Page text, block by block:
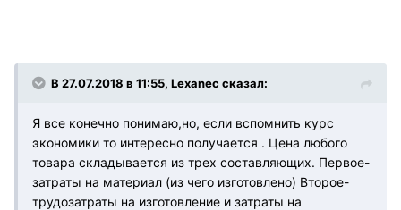
В 27.07.2018 в 11:55, Lexanec сказал:
Я все конечно понимаю,но, если вспомнить курс
экономики то интересно получается . Цена любого
товара складывается из трех составляющих. Первое-
затраты на материал (из чего изготовлено) Второе-
трудозатраты на изготовление и затраты на